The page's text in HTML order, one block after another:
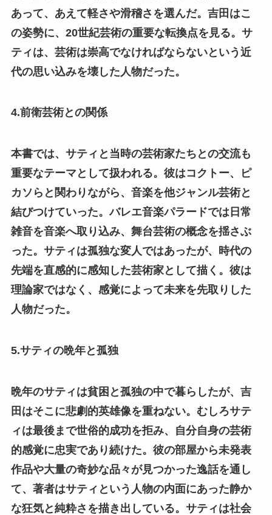
あって、あえて軽さや滑稽さを選んだ。吉田はこ
の姿勢に、20世紀芸術の重要な転換点を見る。サ
ティは、芸術は崇高でなければならないという近
代の思い込みを壊した人物だった。
4.前衛芸術との関係
本書では、サティと当時の芸術家たちとの交流も
重要なテーマとして扱われる。彼はコクトー、ピ
カソらと関わりながら、音楽を他ジャンル芸術と
結びつけていった。バレエ音楽パラードでは日常
雑音を音楽へ取り込み、舞台芸術の概念を揺さぶ
った。サティは孤独な変人ではあったが、時代の
先端を直感的に感知した芸術家として描く。彼は
理論家ではなく、感覚によって未来を先取りした
人物だった。
5.サティの晩年と孤独
晩年のサティは貧困と孤独の中で暮らしたが、吉
田はそこに悲劇的英雄像を重ねない。むしろサテ
ィは最後まで世俗的成功を拒み、自分自身の芸術
的感覚に忠実であり続けた。彼の部屋から未発表
作品や大量の奇妙な品々が見つかった逸話を通し
て、著者はサティという人物の内面にあった静か
な狂気と純粋さを描き出している。サティは社会